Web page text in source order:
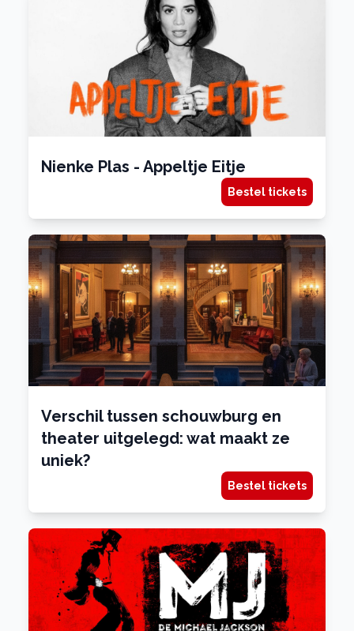
Nienke Plas - Appeltje Eitje
Bestel tickets
Verschil tussen schouwburg en
theater uitgelegd: wat maakt ze
uniek?
Bestel tickets